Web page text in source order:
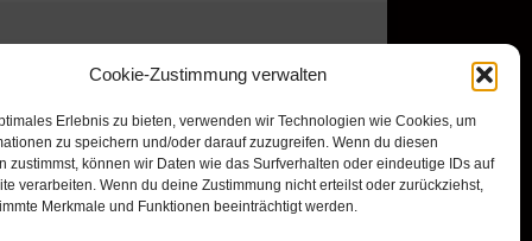
Cookie-Zustimmung verwalten
Erlebnis zu bieten, verwenden wir Technologien wie Cookies, um
zu speichern und/oder darauf zuzugreifen. Wenn du diesen
zustimmst, können wir Daten wie das Surfverhalten oder eindeutige IDs auf
verarbeiten. Wenn du deine Zustimmung nicht erteilst oder zurückziehst,
Merkmale und Funktionen beeinträchtigt werden.
um Marketing-Cookies zu
diesen Inhalt zu aktivieren